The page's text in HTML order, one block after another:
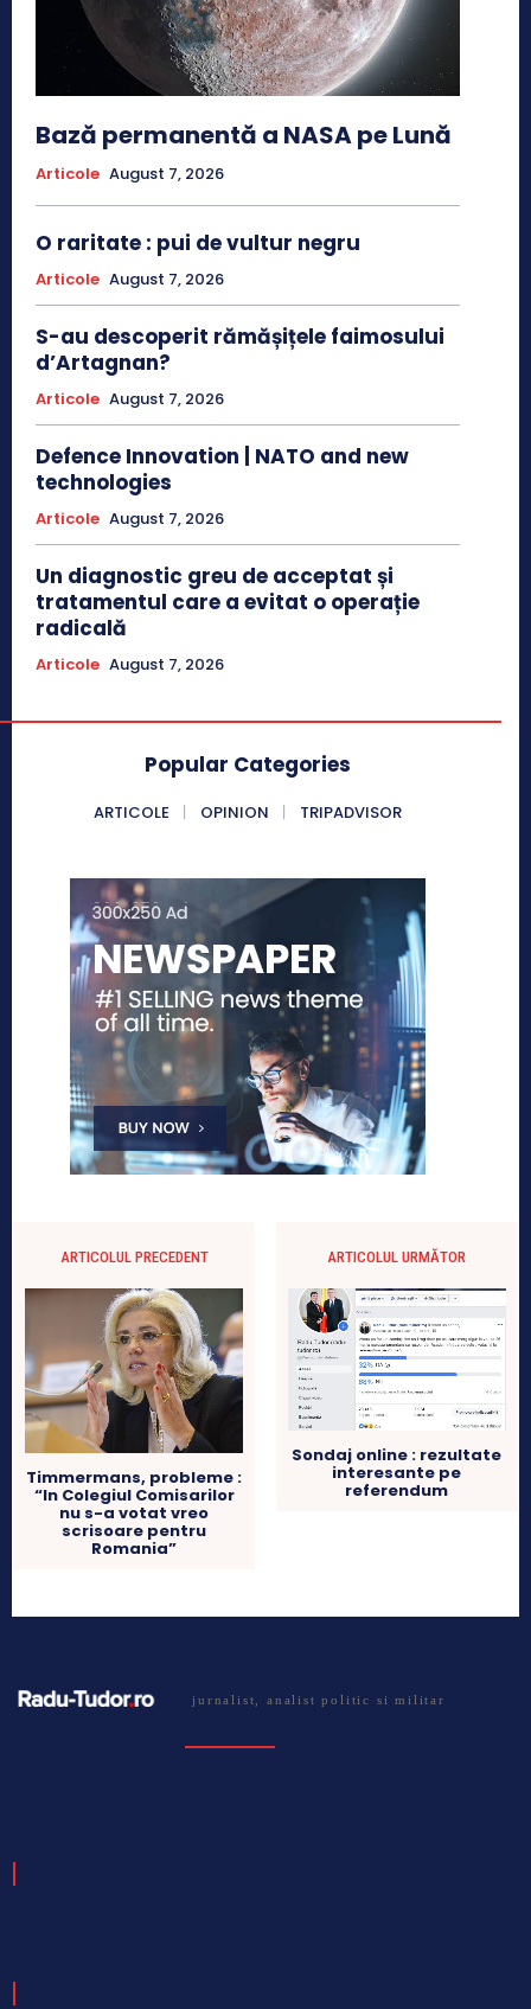
Bază permanentă a NASA pe Lună
Articole August 7, 2026
O raritate : pui de vultur negru
Articole August 7, 2026
S-au descoperit rămășițele faimosului
d’Artagnan?
Articole August 7, 2026
Defence Innovation | NATO and new
technologies
Articole August 7, 2026
Un diagnostic greu de acceptat și
tratamentul care a evitat o operație
radicală
Articole August 7, 2026
Popular Categories
ARTICOLE OPINION TRIPADVISOR
ARTICOLUL PRECEDENT
Timmermans, probleme :
“In Colegiul Comisarilor
nu s-a votat vreo
scrisoare pentru
Romania”
ARTICOLUL URMĂTOR
Sondaj online : rezultate
interesante pe
referendum
jurnalist, analist politic si militar